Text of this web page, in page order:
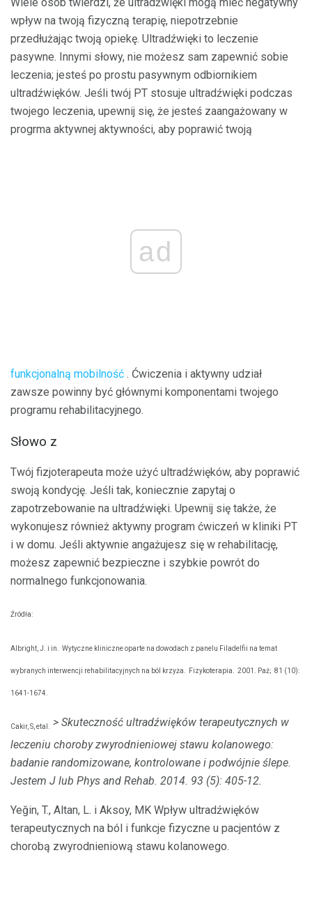
wpływ na twoją fizyczną terapię, niepotrzebnie
przedłużając twoją opiekę. Ultradźwięki to leczenie
pasywne. Innymi słowy, nie możesz sam zapewnić sobie
leczenia; jesteś po prostu pasywnym odbiornikiem
ultradźwięków. Jeśli twój PT stosuje ultradźwięki podczas
twojego leczenia, upewnij się, że jesteś zaangażowany w
progrma aktywnej aktywności, aby poprawić twoją
ad
funkcjonalną mobilność . Ćwiczenia i aktywny udział
zawsze powinny być głównymi komponentami twojego
programu rehabilitacyjnego.
Słowo z
Twój fizjoterapeuta może użyć ultradźwięków, aby poprawić
swoją kondycję. Jeśli tak, koniecznie zapytaj o
zapotrzebowanie na ultradźwięki. Upewnij się także, że
wykonujesz również aktywny program ćwiczeń w kliniki PT
i w domu. Jeśli aktywnie angażujesz się w rehabilitację,
możesz zapewnić bezpieczne i szybkie powrót do
normalnego funkcjonowania.
Źródła:
Albright, J. i in. Wytyczne kliniczne oparte na dowodach z panelu Filadelfii na temat
wybranych interwencji rehabilitacyjnych na ból krzyża. Fizykoterapia. 2001. Paź; 81 (10):
1641-1674.
Cakir, S, etal. > Skuteczność ultradźwięków terapeutycznych w
leczeniu choroby zwyrodnieniowej stawu kolanowego:
badanie randomizowane, kontrolowane i podwójnie ślepe.
Jestem J lub Phys and Rehab. 2014. 93 (5): 405-12.
Yeğin, T., Altan, L. i Aksoy, MK Wpływ ultradźwięków
terapeutycznych na ból i funkcje fizyczne u pacjentów z
chorobą zwyrodnieniową stawu kolanowego.